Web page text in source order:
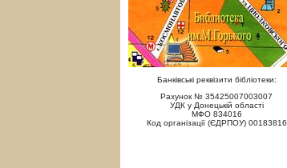
Банківські реквізити бібліотеки:
Рахунок № 35425007003007
УДК у Донецькій області
МФО 834016
Код організації (ЄДРПОУ) 00183816